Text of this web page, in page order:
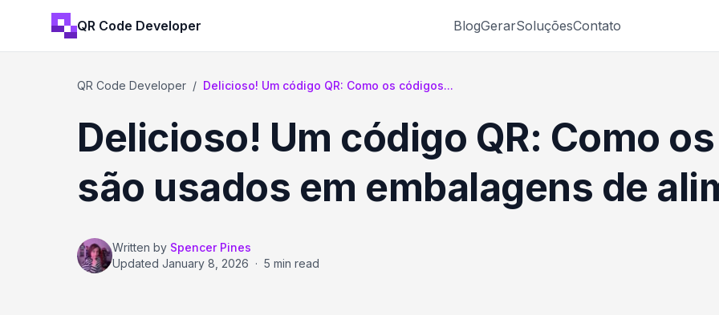
QR Code Developer BlogGerarSoluçõesContato
QR Code Developer / Delicioso! Um código QR: Como os códigos...
Delicioso! Um código QR: Como
são usados em embalagens de
Written by Spencer Pines
Updated January 8, 2026 · 5 min read